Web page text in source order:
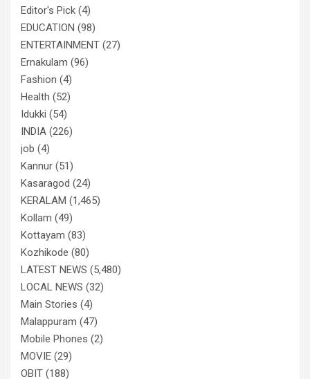
Editor's Pick (4)
EDUCATION (98)
ENTERTAINMENT (27)
Ernakulam (96)
Fashion (4)
Health (52)
Idukki (54)
INDIA (226)
job (4)
Kannur (51)
Kasaragod (24)
KERALAM (1,465)
Kollam (49)
Kottayam (83)
Kozhikode (80)
LATEST NEWS (5,480)
LOCAL NEWS (32)
Main Stories (4)
Malappuram (47)
Mobile Phones (2)
MOVIE (29)
OBIT (188)